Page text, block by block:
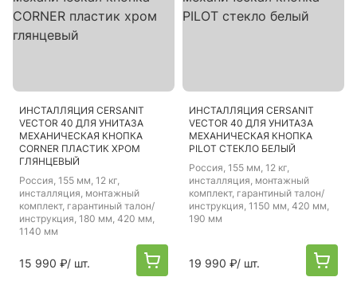
ИНСТАЛЛЯЦИЯ CERSANIT
VECTOR 40 ДЛЯ УНИТАЗА
МЕХАНИЧЕСКАЯ КНОПКА
CORNER ПЛАСТИК ХРОМ
ГЛЯНЦЕВЫЙ
Россия, 155 мм, 12 кг,
инсталляция, монтажный
комплект, гарантиный талон/
инструкция, 180 мм, 420 мм,
1140 мм
15 990 ₽/ шт.
ИНСТАЛЛЯЦИЯ CERSANIT
VECTOR 40 ДЛЯ УНИТАЗА
МЕХАНИЧЕСКАЯ КНОПКА
PILOT СТЕКЛО БЕЛЫЙ
Россия, 155 мм, 12 кг,
инсталляция, монтажный
комплект, гарантиный талон/
инструкция, 1150 мм, 420 мм,
190 мм
19 990 ₽/ шт.